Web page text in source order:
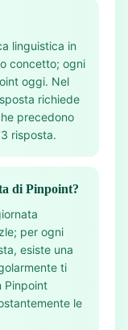
linguistica in
concetto; ogni
oggi. Nel
richiede
precedono
risposta.
di Pinpoint?
per ogni
esiste una
ti
Pinpoint
le